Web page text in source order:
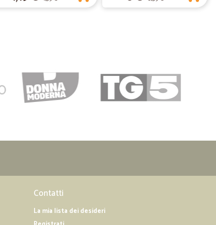
ho…
perfetto, sicuramente continuerò a
Contatti
La mia lista dei desideri